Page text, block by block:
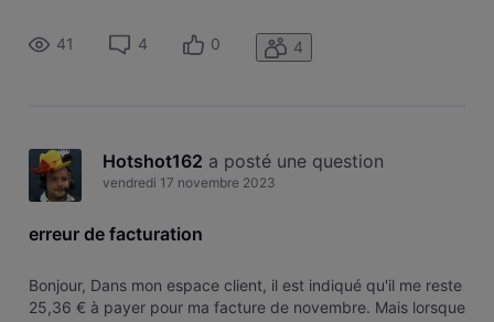
kit CPL + adaptateur supplémentaire alors que ceux-ci on
41 4 0 4
Hotshot162 a posté une question
vendredi 17 novembre 2023
erreur de facturation
Bonjour, Dans mon espace client, il est indiqué qu'il me reste
25,36 € à payer pour ma facture de novembre. Mais lorsque